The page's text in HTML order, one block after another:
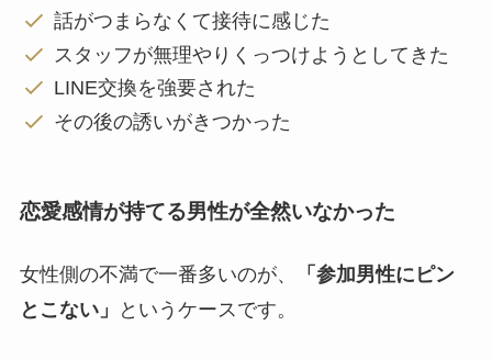
話がつまらなくて接待に感じた
スタッフが無理やりくっつけようとしてきた
LINE交換を強要された
その後の誘いがきつかった
恋愛感情が持てる男性が全然いなかった
女性側の不満で一番多いのが、
「参加男性にピン
とこない」
というケースです。